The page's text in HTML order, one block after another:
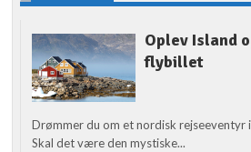
Oplev Island
flybillet
Drømmer du om et nordisk rejseeventyr
Skal det være den mystiske...